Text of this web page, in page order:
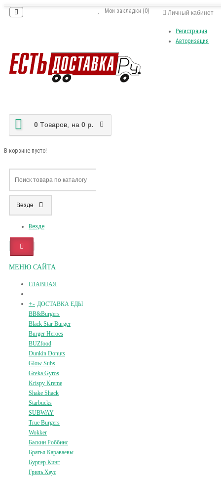
Личный кабинет
Регистрация
Авторизация
Мои закладки (0)
0 Tоваров, на 0 р.
В корзине пусто!
Везде
Везде
МЕНЮ САЙТА
ГЛАВНАЯ
+- ДОСТАВКА ЕДЫ
BB&Burgers
Black Star Burger
Burger Heroes
BUZfood
Dunkin Donuts
Glow Subs
Greka Gyros
Krispy Kreme
Shake Shack
Starbucks
SUBWAY
True Burgers
Wokker
Баскин Роббинс
Братья Караваевы
Бургер Кинг
Гриль Хаус